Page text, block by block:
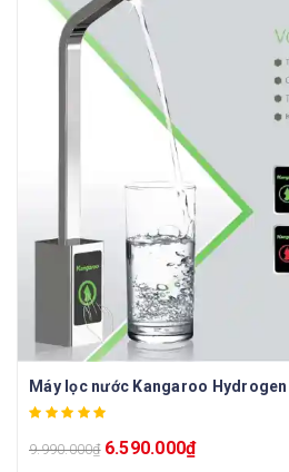
Máy lọc nước Kangaroo Hydrogen
9.990.000₫ 6.590.000₫